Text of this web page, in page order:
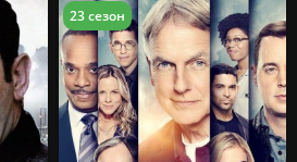
23 сезон